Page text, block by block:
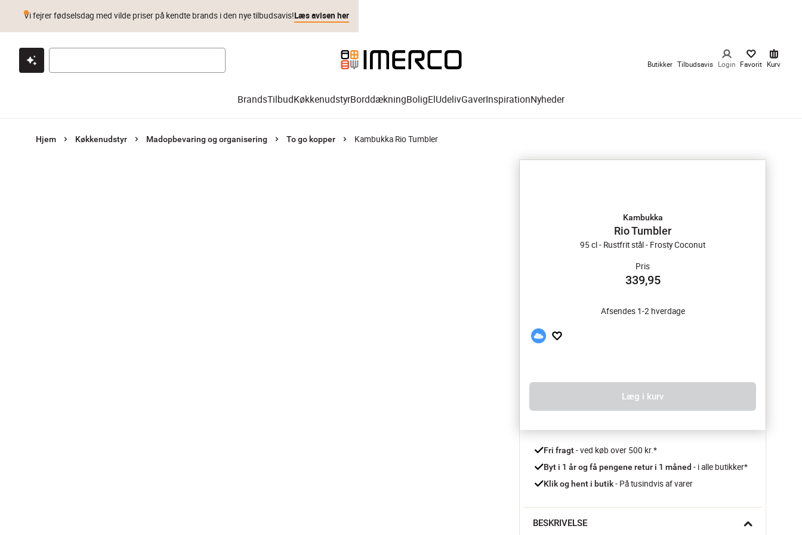
Klik & hent Byt i 1 år Prismatch
Vi fejrer fødselsdag med vilde priser på kendte brands i den nye tilbudsavis!Læs avisen her
Butikker Tilbudsavis Login Favorit Kurv
BrandsTilbudKøkkenudstyrBorddækningBoligElUdelivGaverInspirationNyheder
Hjem Køkkenudstyr Madopbevaring og organisering To go kopper Kambukka Rio Tumbler
Kambukka
Rio Tumbler
95 cl - Rustfrit stål - Frosty Coconut
Pris
339,95
Afsendes 1-2 hverdage
Læg i kurv
Fri fragt - ved køb over 500 kr.*
Byt i 1 år og få pengene retur i 1 måned - i alle butikker*
Klik og hent i butik - På tusindvis af varer
BESKRIVELSE